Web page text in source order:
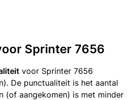
Sprinter 7656
voor Sprinter 7656
De punctualiteit is het aantal
(of aangekomen) is met minder